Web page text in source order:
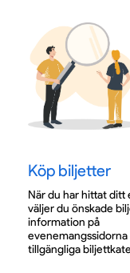
Köp biljetter
När du har hittat ditt
väljer du önskade
information på
evenemangssidorna
tillgängliga